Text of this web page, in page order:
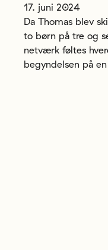
17. juni 2024
Da Thomas blev
to børn på tre og
netværk føltes
begyndelsen på